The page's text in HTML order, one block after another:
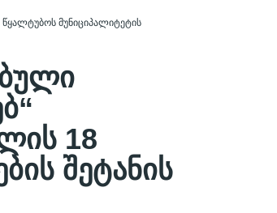
წყალტუბოს მუნიციპალიტეტის
18
შეტანის